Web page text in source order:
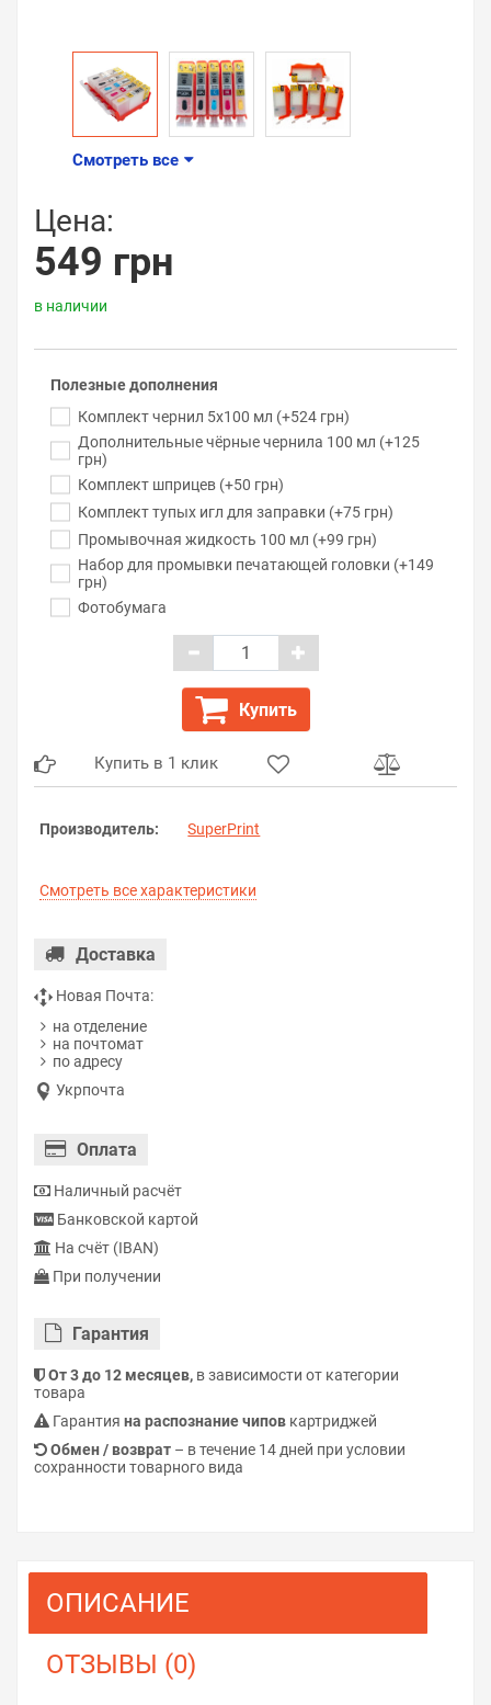
Смотреть все
Цена:
549 грн
в наличии
Полезные дополнения
Комплект чернил 5x100 мл (+524 грн)
Дополнительные чёрные чернила 100 мл (+125
грн)
Комплект шприцев (+50 грн)
Комплект тупых игл для заправки (+75 грн)
Промывочная жидкость 100 мл (+99 грн)
Набор для промывки печатающей головки (+149
грн)
Фотобумага
Купить
Купить в 1 клик
Производитель: SuperPrint
Смотреть все характеристики
Доставка
Новая Почта:
на отделение
на почтомат
по адресу
Укрпочта
Оплата
Наличный расчёт
Банковской картой
На счёт (IBAN)
При получении
Гарантия
От 3 до 12 месяцев, в зависимости от категории
товара
Гарантия на распознание чипов картриджей
Обмен / возврат – в течение 14 дней при условии
сохранности товарного вида
ОПИСАНИЕ
ОТЗЫВЫ (0)